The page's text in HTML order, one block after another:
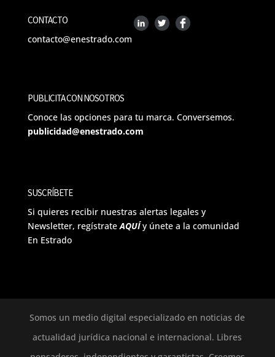
CONTACTO
contacto@enestrado.com
PUBLICITA CON NOSOTROS
Conoce las opciones para tu marca. Conversemos.
publicidad@enestrado.com
SUSCRÍBETE
Si quieres recibir nuestras alertas legales y
Newsletter, regístrateAQUÍ y únete a la comunidad
En Estrado
Somos un medio digital especializado en noticias de
actualidad jurídica nacional e internacional. Libres